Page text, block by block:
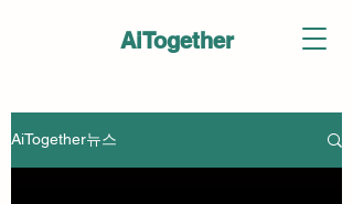
AiTogether
AiTogether뉴스